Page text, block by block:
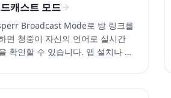
캐스트 모드
Broadcast Mode로 방 링크를
면 청중이 자신의 언어로 실시간
확인할 수 있습니다. 앱 설치나 가